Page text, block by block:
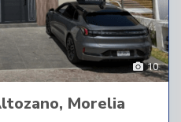
10
Morelia